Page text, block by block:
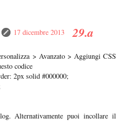
17 dicembre 2013
> Avanzato > Aggiungi CSS
codice
2px solid #000000;
Alternativamente puoi incollare il